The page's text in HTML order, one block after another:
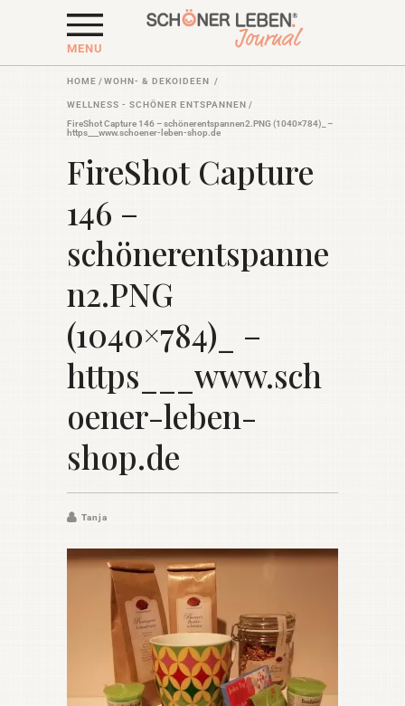
MENU
HOME /WOHN- & DEKOIDEEN /
WELLNESS - SCHÖNER ENTSPANNEN /
FireShot Capture 146 – schönerentspannen2.PNG (1040×784)_ –
https___www.schoener-leben-shop.de
FireShot Capture
146 –
schönerentspanne
n2.PNG
(1040×784)_ –
https___www.sch
oener-leben-
shop.de
Tanja